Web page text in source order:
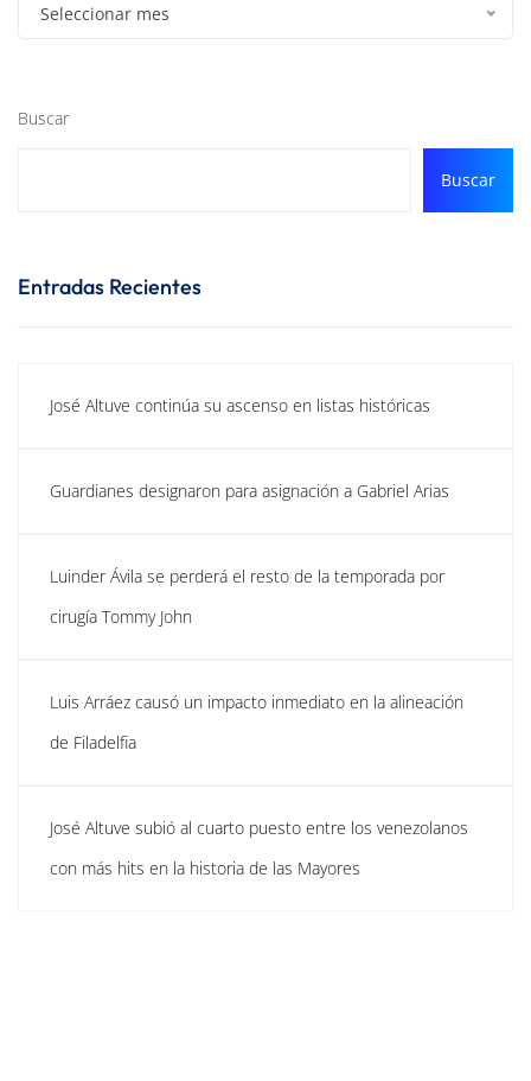
Seleccionar mes
Buscar
Buscar
Entradas Recientes
José Altuve continúa su ascenso en listas históricas
Guardianes designaron para asignación a Gabriel Arias
Luinder Ávila se perderá el resto de la temporada por
cirugía Tommy John
Luis Arráez causó un impacto inmediato en la alineación
de Filadelfia
José Altuve subió al cuarto puesto entre los venezolanos
con más hits en la historia de las Mayores